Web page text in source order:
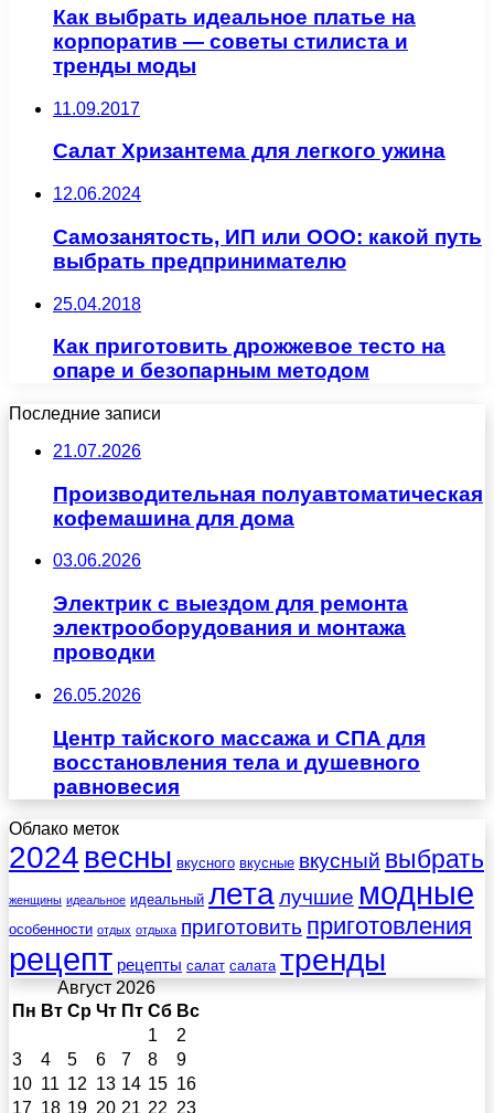
Как выбрать идеальное платье на
корпоратив — советы стилиста и
тренды моды
11.09.2017
Салат Хризантема для легкого ужина
12.06.2024
Самозанятость, ИП или ООО: какой путь
выбрать предпринимателю
25.04.2018
Как приготовить дрожжевое тесто на
опаре и безопарным методом
Последние записи
21.07.2026
Производительная полуавтоматическая
кофемашина для дома
03.06.2026
Электрик с выездом для ремонта
электрооборудования и монтажа
проводки
26.05.2026
Центр тайского массажа и СПА для
восстановления тела и душевного
равновесия
Облако меток
2024 весны вкусного вкусные вкусный выбрать
женщины идеальное идеальный леталучшие модные
особенности отдых отдыха приготовить приготовления
рецепт рецепты салат салата тренды
Август 2026
Пн Вт Ср Чт Пт Сб Вс
1
2
3
4 5 6 7 8
9
10 11 12 13 14 15 16
17 18 19 20 21 22 23